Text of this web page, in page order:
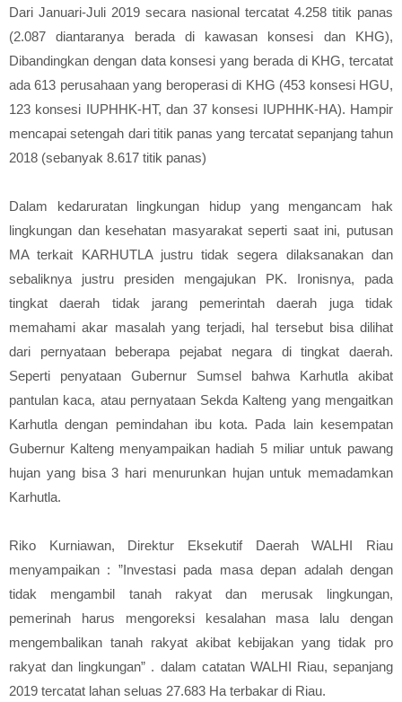
Dari Januari-Juli 2019 secara nasional tercatat 4.258 titik panas
(2.087 diantaranya berada di kawasan konsesi dan KHG),
Dibandingkan dengan data konsesi yang berada di KHG, tercatat
ada 613 perusahaan yang beroperasi di KHG (453 konsesi HGU,
123 konsesi IUPHHK-HT, dan 37 konsesi IUPHHK-HA). Hampir
mencapai setengah dari titik panas yang tercatat sepanjang tahun
2018 (sebanyak 8.617 titik panas)
Dalam kedaruratan lingkungan hidup yang mengancam hak
lingkungan dan kesehatan masyarakat seperti saat ini, putusan
MA terkait KARHUTLA justru tidak segera dilaksanakan dan
sebaliknya justru presiden mengajukan PK. Ironisnya, pada
tingkat daerah tidak jarang pemerintah daerah juga tidak
memahami akar masalah yang terjadi, hal tersebut bisa dilihat
dari pernyataan beberapa pejabat negara di tingkat daerah.
Seperti penyataan Gubernur Sumsel bahwa Karhutla akibat
pantulan kaca, atau pernyataan Sekda Kalteng yang mengaitkan
Karhutla dengan pemindahan ibu kota. Pada lain kesempatan
Gubernur Kalteng menyampaikan hadiah 5 miliar untuk pawang
hujan yang bisa 3 hari menurunkan hujan untuk memadamkan
Karhutla.
Riko Kurniawan, Direktur Eksekutif Daerah WALHI Riau
menyampaikan : ”Investasi pada masa depan adalah dengan
tidak mengambil tanah rakyat dan merusak lingkungan,
pemerinah harus mengoreksi kesalahan masa lalu dengan
mengembalikan tanah rakyat akibat kebijakan yang tidak pro
rakyat dan lingkungan” . dalam catatan WALHI Riau, sepanjang
2019 tercatat lahan seluas 27.683 Ha terbakar di Riau.